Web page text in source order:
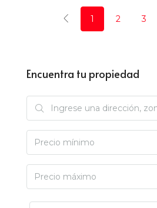
1 2 3
Encuentra tu propiedad